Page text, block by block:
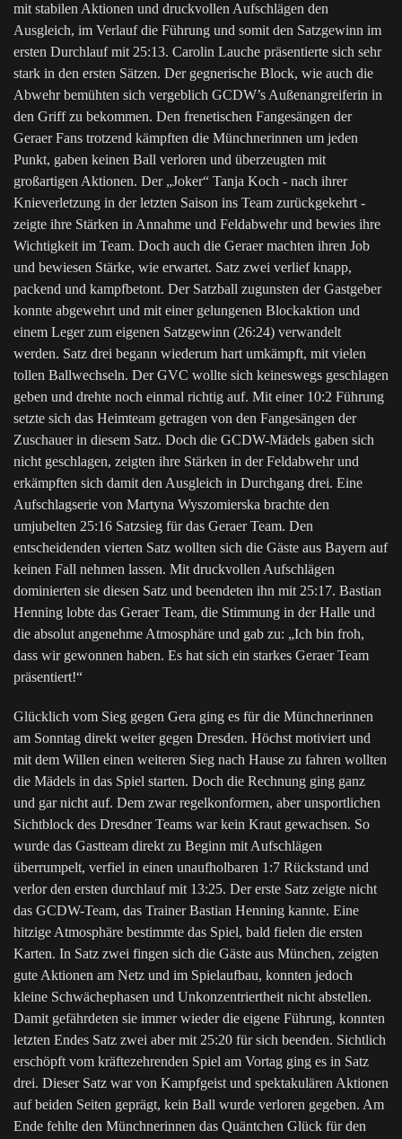
mit stabilen Aktionen und druckvollen Aufschlägen den
Ausgleich, im Verlauf die Führung und somit den Satzgewinn im
ersten Durchlauf mit 25:13. Carolin Lauche präsentierte sich sehr
stark in den ersten Sätzen. Der gegnerische Block, wie auch die
Abwehr bemühten sich vergeblich GCDW’s Außenangreiferin in
den Griff zu bekommen. Den frenetischen Fangesängen der
Geraer Fans trotzend kämpften die Münchnerinnen um jeden
Punkt, gaben keinen Ball verloren und überzeugten mit
großartigen Aktionen. Der „Joker“ Tanja Koch - nach ihrer
Knieverletzung in der letzten Saison ins Team zurückgekehrt -
zeigte ihre Stärken in Annahme und Feldabwehr und bewies ihre
Wichtigkeit im Team. Doch auch die Geraer machten ihren Job
und bewiesen Stärke, wie erwartet. Satz zwei verlief knapp,
packend und kampfbetont. Der Satzball zugunsten der Gastgeber
konnte abgewehrt und mit einer gelungenen Blockaktion und
einem Leger zum eigenen Satzgewinn (26:24) verwandelt
werden. Satz drei begann wiederum hart umkämpft, mit vielen
tollen Ballwechseln. Der GVC wollte sich keineswegs geschlagen
geben und drehte noch einmal richtig auf. Mit einer 10:2 Führung
setzte sich das Heimteam getragen von den Fangesängen der
Zuschauer in diesem Satz. Doch die GCDW-Mädels gaben sich
nicht geschlagen, zeigten ihre Stärken in der Feldabwehr und
erkämpften sich damit den Ausgleich in Durchgang drei. Eine
Aufschlagserie von Martyna Wyszomierska brachte den
umjubelten 25:16 Satzsieg für das Geraer Team. Den
entscheidenden vierten Satz wollten sich die Gäste aus Bayern auf
keinen Fall nehmen lassen. Mit druckvollen Aufschlägen
dominierten sie diesen Satz und beendeten ihn mit 25:17. Bastian
Henning lobte das Geraer Team, die Stimmung in der Halle und
die absolut angenehme Atmosphäre und gab zu: „Ich bin froh,
dass wir gewonnen haben. Es hat sich ein starkes Geraer Team
präsentiert!“
Glücklich vom Sieg gegen Gera ging es für die Münchnerinnen
am Sonntag direkt weiter gegen Dresden. Höchst motiviert und
mit dem Willen einen weiteren Sieg nach Hause zu fahren wollten
die Mädels in das Spiel starten. Doch die Rechnung ging ganz
und gar nicht auf. Dem zwar regelkonformen, aber unsportlichen
Sichtblock des Dresdner Teams war kein Kraut gewachsen. So
wurde das Gastteam direkt zu Beginn mit Aufschlägen
überrumpelt, verfiel in einen unaufholbaren 1:7 Rückstand und
verlor den ersten durchlauf mit 13:25. Der erste Satz zeigte nicht
das GCDW-Team, das Trainer Bastian Henning kannte. Eine
hitzige Atmosphäre bestimmte das Spiel, bald fielen die ersten
Karten. In Satz zwei fingen sich die Gäste aus München, zeigten
gute Aktionen am Netz und im Spielaufbau, konnten jedoch
kleine Schwächephasen und Unkonzentriertheit nicht abstellen.
Damit gefährdeten sie immer wieder die eigene Führung, konnten
letzten Endes Satz zwei aber mit 25:20 für sich beenden. Sichtlich
erschöpft vom kräftezehrenden Spiel am Vortag ging es in Satz
drei. Dieser Satz war von Kampfgeist und spektakulären Aktionen
auf beiden Seiten geprägt, kein Ball wurde verloren gegeben. Am
Ende fehlte den Münchnerinnen das Quäntchen Glück für den